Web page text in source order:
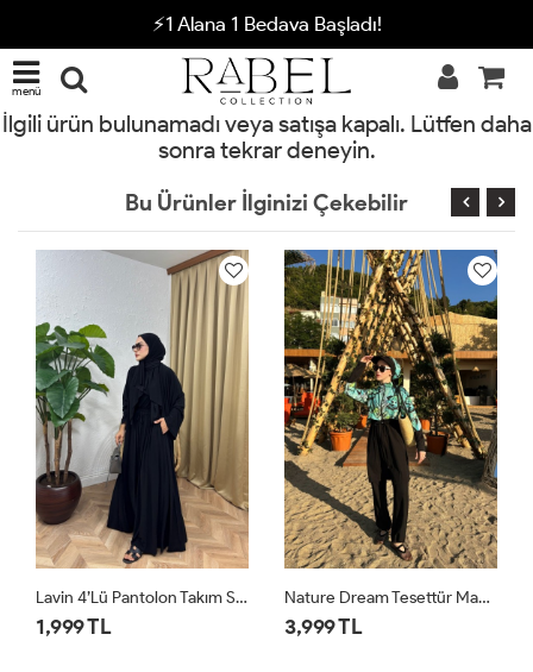
⚡1 Alana 1 Bedava Başladı!
menü
İlgili ürün bulunamadı veya satışa kapalı. Lütfen daha
sonra tekrar deneyin.
Bu Ürünler İlginizi Çekebilir
Lavin 4’lü Pantolon Takım Siyah
1,999 TL
Nature Dream Tesettür Mayo Takım Yeşil
3,999 TL